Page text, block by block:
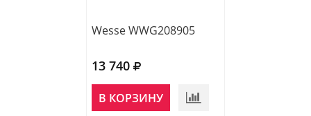
Wesse WWG208905
13 740
В КОРЗИНУ